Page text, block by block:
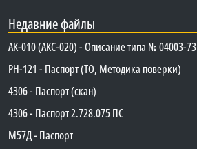
Недавние файлы
АК-010 (АКС-020) - Описание типа № 04003-73
PH-121 - Паспорт (ТО, Методика поверки)
4306 - Паспорт (скан)
4306 - Паспорт 2.728.075 ПС
М57Д - Паспорт